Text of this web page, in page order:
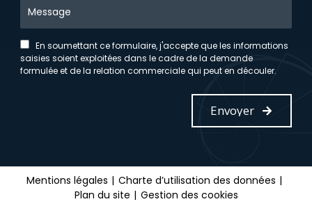
En soumettant ce formulaire, j'accepte que les informations
saisies soient exploitées dans le cadre de la demande
formulée et de la relation commerciale qui peut en découler.
Mentions légales
Charte d’utilisation des données
Plan du site
Gestion des cookies